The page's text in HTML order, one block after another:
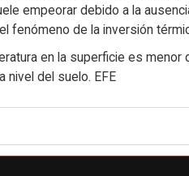
empeorar debido a la
fenómeno de la inversión
en la superficie es menor
nivel del suelo. EFE